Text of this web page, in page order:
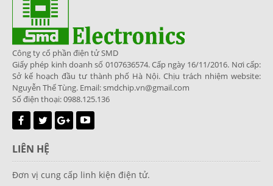
Công ty cổ phần điện tử SMD
Giấy phép kinh doanh số 0107636574. Cấp ngày 16/11/2016. Nơi cấp:
Sở kế hoạch đầu tư thành phố Hà Nội. Chịu trách nhiệm website:
Nguyễn Thế Tùng. Email: smdchip.vn@gmail.com
Số điện thoại: 0988.125.136
LIÊN HỆ
Đơn vị cung cấp linh kiện điện tử.